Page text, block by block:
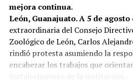
instituciones y sociedad.
“La lactancia materna no es
que deba recaer únicamente en
personas lactantes; es una
compromiso de toda la sociedad.
de amor, de protección y de
mejora continua.
León, Guanajuato. A 5 de agosto
extraordinaria del Consejo
Zoológico de León, Carlos
rindió protesta asumiendo la
encabezar los trabajos que
fortalecimiento de la institución.